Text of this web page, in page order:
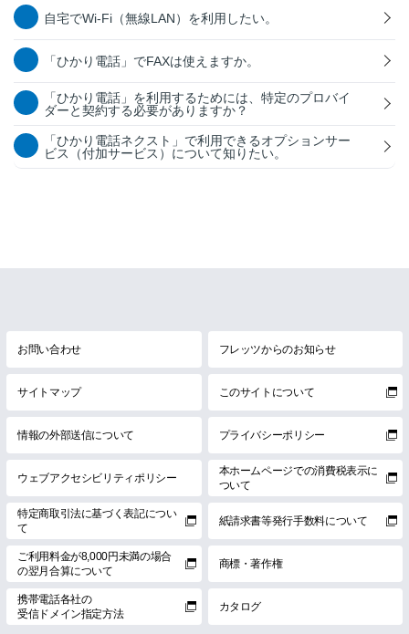
自宅でWi-Fi（無線LAN）を利用したい。
「ひかり電話」でFAXは使えますか。
「ひかり電話」を利用するためには、特定のプロバイ
ダーと契約する必要がありますか？
「ひかり電話ネクスト」で利用できるオプションサー
ビス（付加サービス）について知りたい。
お問い合わせ フレッツからのお知らせ
サイトマップ このサイトについて
情報の外部送信について プライバシーポリシー
ウェブアクセシビリティポリシー
本ホームページでの消費税表示に
ついて
特定商取引法に基づく表記につい
て
紙請求書等発行手数料について
ご利用料金が8,000円未満の場合
の翌月合算について
商標・著作権
携帯電話各社の
受信ドメイン指定方法
カタログ